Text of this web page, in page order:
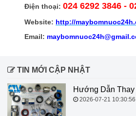
Điện thoại: 024 6292 3846 -
Website: http://
Email:
TIN MỚI CẬP NHẬT
Hướng Dẫn
2026-07-21 10:30:56